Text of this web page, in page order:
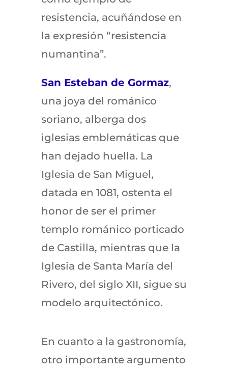
resistencia, acuñándose en
la expresión “resistencia
numantina”.
San Esteban de Gormaz,
una joya del románico
soriano, alberga dos
iglesias emblemáticas que
han dejado huella. La
Iglesia de San Miguel,
datada en 1081, ostenta el
honor de ser el primer
templo románico porticado
de Castilla, mientras que la
Iglesia de Santa María del
Rivero, del siglo XII, sigue su
modelo arquitectónico.
En cuanto a la gastronomía,
otro importante argumento